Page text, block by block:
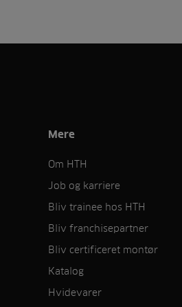
Mere
Om HTH
Job og karriere
Bliv trainee hos HTH
Bliv franchisepartner
Bliv certificeret montør
Katalog
Hvidevarer